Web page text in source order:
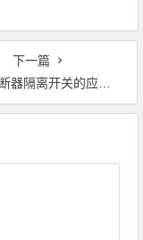
下一篇
隔离开关的应用前景